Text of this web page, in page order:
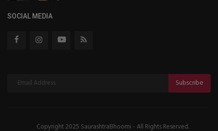
SOCIAL MEDIA
Subscribe
Copyright 2025 SaurashtraBhoomi - All Rights Reserved.